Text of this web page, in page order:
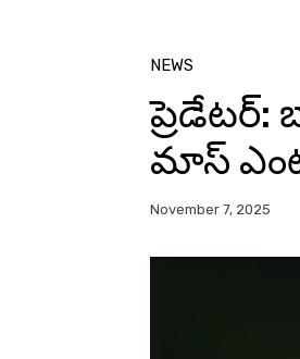
NEWS
మాస్
November 7, 2025